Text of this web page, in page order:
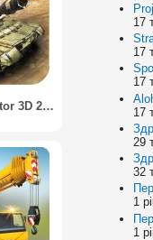
Tank Simulator 3D 2014
17
17
17
17
29
32
1
1